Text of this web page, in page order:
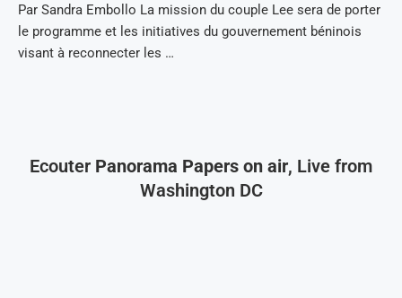
Par Sandra Embollo La mission du couple Lee sera de porter
le programme et les initiatives du gouvernement béninois
visant à reconnecter les …
Ecouter Panorama Papers on air, Live from
Washington DC